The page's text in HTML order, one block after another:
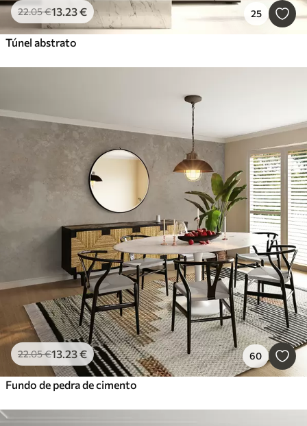
22.05€13.23€ 25
Túnel abstrato
22.05€13.23€ 60
Fundo de pedra de cimento